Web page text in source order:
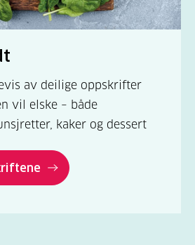
av deilige oppskrifter
vil elske – både
kaker og dessert